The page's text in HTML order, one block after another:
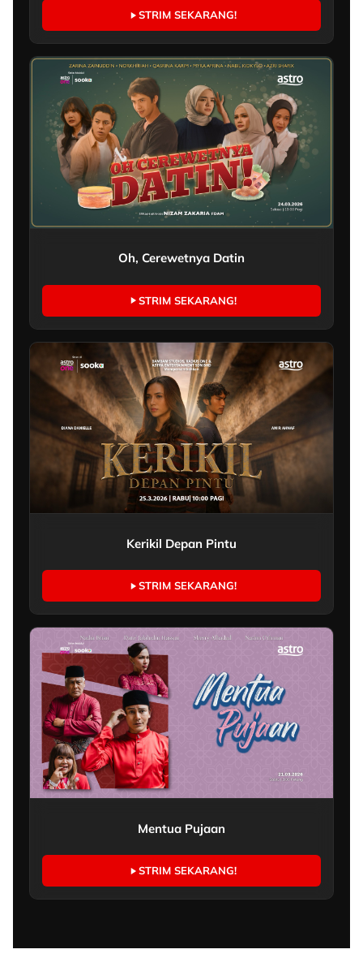
STRIM SEKARANG!
Oh, Cerewetnya Datin
STRIM SEKARANG!
Kerikil Depan Pintu
STRIM SEKARANG!
Mentua Pujaan
STRIM SEKARANG!